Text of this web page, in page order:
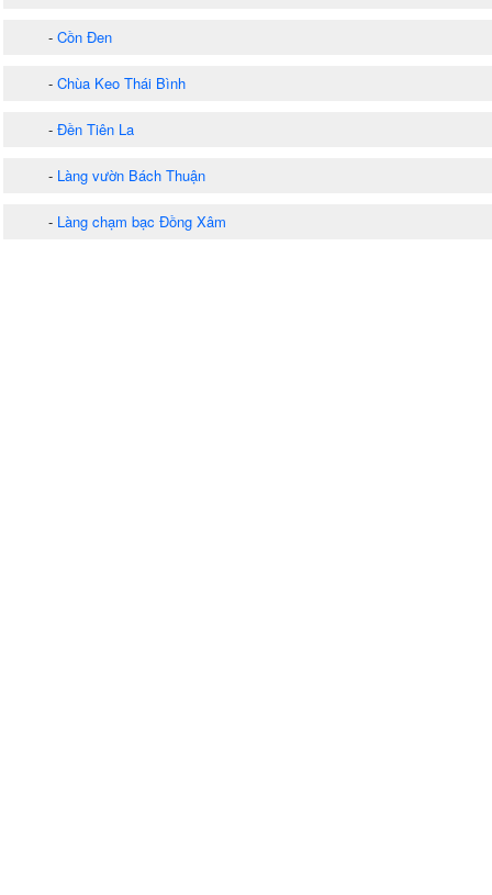
- Cồn Đen
- Chùa Keo Thái Bình
- Đền Tiên La
- Làng vườn Bách Thuận
- Làng chạm bạc Đồng Xâm